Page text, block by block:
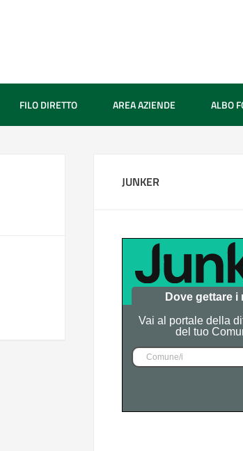
FILO DIRETTO AREA AZIENDE ALBO
JUNKER
Dove gettare i
Vai al portale della
del tuo